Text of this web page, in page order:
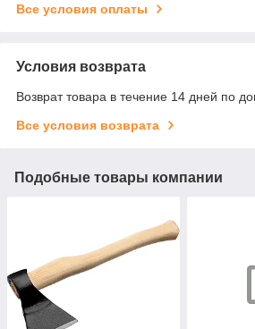
Все условия оплаты
Условия возврата
Возврат товара в течение 14 дней по
Все условия возврата
Подобные товары компании